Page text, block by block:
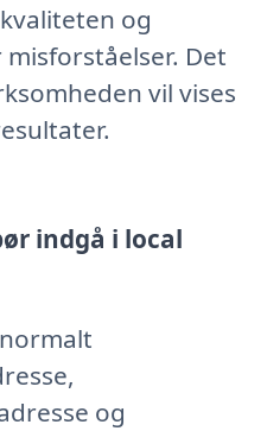
og
Det
vil vises
indgå i local
og